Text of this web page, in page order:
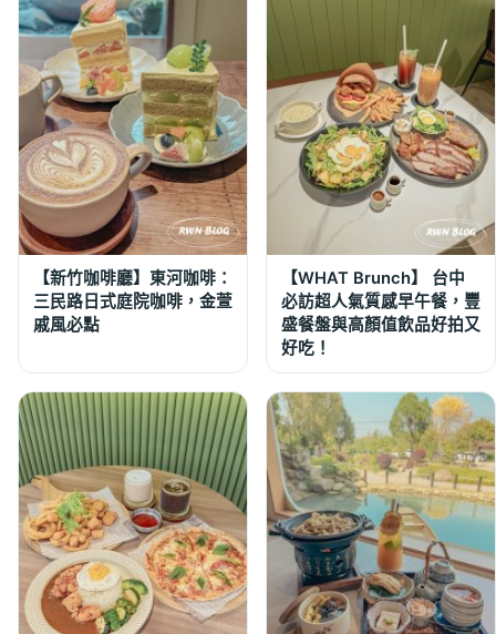
【新竹咖啡廳】東河咖啡：
三民路日式庭院咖啡，金萱
戚風必點
【WHAT Brunch】 台中
必訪超人氣質感早午餐，豐
盛餐盤與高顏值飲品好拍又
好吃！